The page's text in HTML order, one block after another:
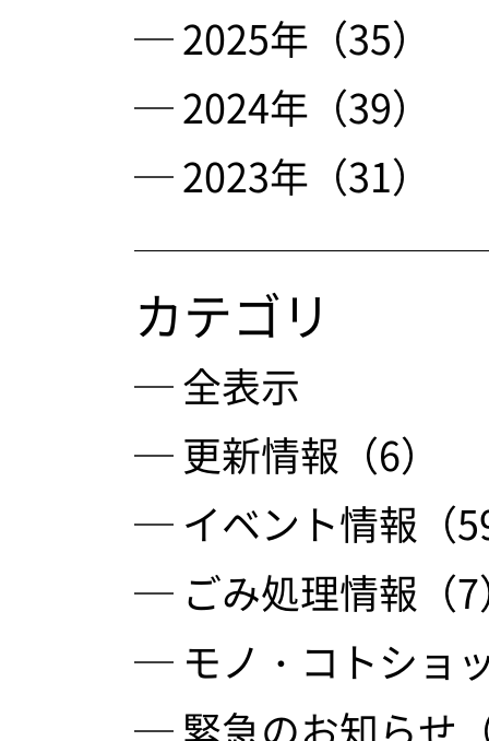
─ 2025年（35）
─ 2024年（39）
─ 2023年（31）
カテゴリ
─ 全表示
─ 更新情報（6）
─ イベント情報（
─ ごみ処理情報（
─ モノ・コトショ